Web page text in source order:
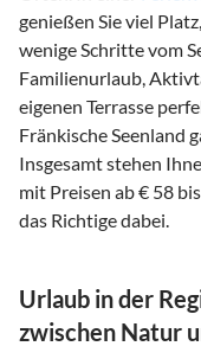
genießen Sie viel
wenige Schritte vom
Familienurlaub,
eigenen Terrasse
Fränkische Seenland
Insgesamt stehen
mit Preisen ab € 58
das Richtige dabei.
Urlaub in der
zwischen Natur